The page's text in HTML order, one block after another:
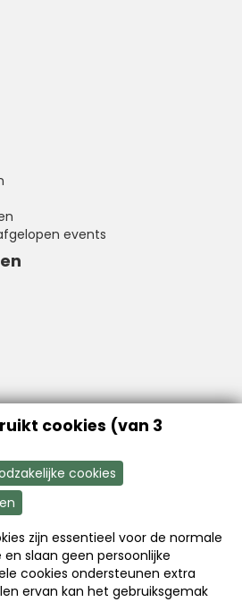
events
of Better Finance
Word nu lid
cookies (van 3
cookies
zijn essentieel voor de normale
slaan geen persoonlijke
cookies ondersteunen extra
ervan kan het gebruiksgemak